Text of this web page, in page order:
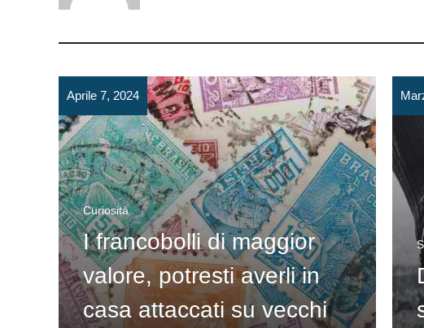
Aprile 7, 2024
Curiosità
I francobolli di maggior
valore, potresti averli in
casa attaccati su vecchi